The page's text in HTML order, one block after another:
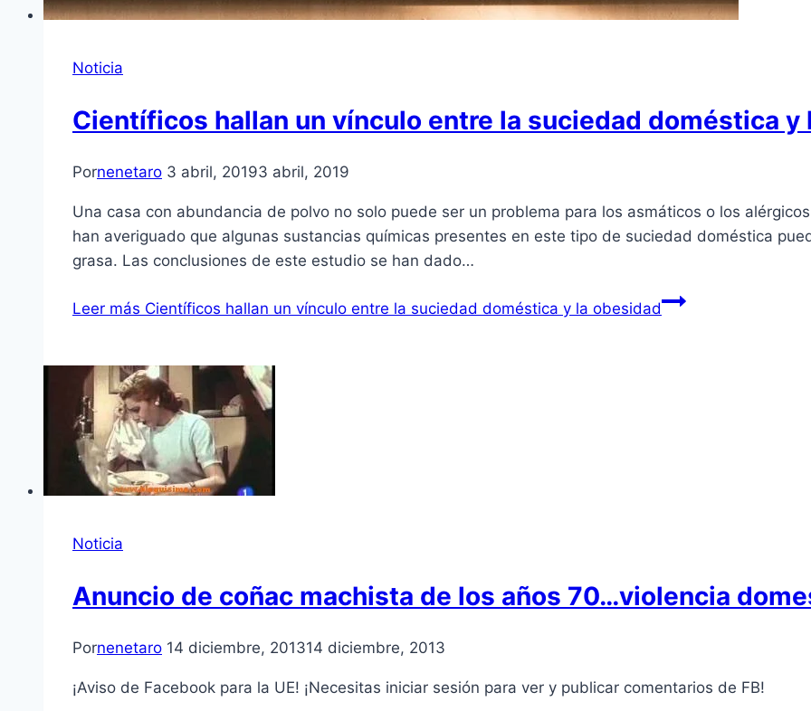
Noticia
Científicos hallan un vínculo entre la suciedad doméstica y
Pornenetaro 3 abril, 20193 abril, 2019
Una casa con abundancia de polvo no solo puede ser un problema para los asmáticos o los
han averiguado que algunas sustancias químicas presentes en este tipo de suciedad doméstica
grasa. Las conclusiones de este estudio se han dado…
Leer más Científicos hallan un vínculo entre la suciedad doméstica y la obesidad
Noticia
Anuncio de coñac machista de los años 70…violencia
Pornenetaro 14 diciembre, 201314 diciembre, 2013
¡Aviso de Facebook para la UE! ¡Necesitas iniciar sesión para ver y publicar comentarios de FB!